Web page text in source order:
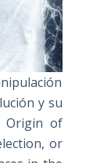
y su
Origin of
or